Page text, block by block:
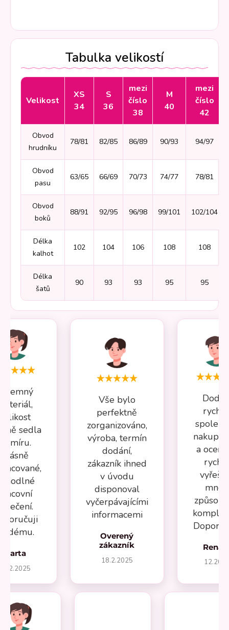
Tabulka velikostí
Velikost
XS
34
S
36
mezi
číslo
38
M
40
mezi
číslo
42
Obvod
hrudníku
78/81 82/85 86/89 90/93 94/97
Obvod
pasu
63/65 66/69 70/73 74/77 78/81
Obvod
boků
88/91 92/95 96/98 99/101 102/104
Délka
kalhot
102 104 106 108 108
Délka
šatů
90 93 93 95 95
sedla
míru.
Krásně
Marta
Vše bylo
perfektně
zorganizováno,
výroba, termín
dodání,
zákazník ihned
v úvodu
disponoval
vyčerpávajícími
informacemi
Overený
zákazník
18.2.2025
a
mnou